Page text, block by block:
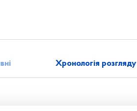
Хронологія розгляду